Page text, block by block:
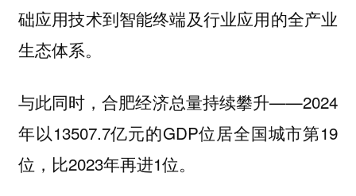
础应用技术到智能终端及行业应用的全产业
生态体系。
与此同时，合肥经济总量持续攀升——2024
年以13507.7亿元的GDP位居全国城市第19
位，比2023年再进1位。